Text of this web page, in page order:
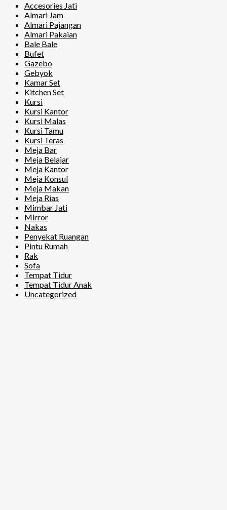
Accesories Jati
Almari Jam
Almari Pajangan
Almari Pakaian
Bale Bale
Bufet
Gazebo
Gebyok
Kamar Set
Kitchen Set
Kursi
Kursi Kantor
Kursi Malas
Kursi Tamu
Kursi Teras
Meja Bar
Meja Belajar
Meja Kantor
Meja Konsul
Meja Makan
Meja Rias
Mimbar Jati
Mirror
Nakas
Penyekat Ruangan
Pintu Rumah
Rak
Sofa
Tempat Tidur
Tempat Tidur Anak
Uncategorized